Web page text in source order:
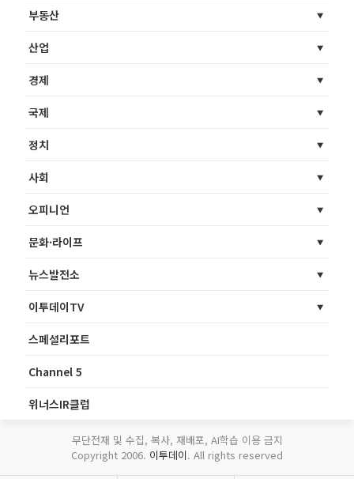
부동산
산업
경제
국제
정치
사회
오피니언
문화·라이프
뉴스발전소
이투데이TV
스페셜리포트
Channel 5
위너스IR클럽
무단전재 및 수집, 복사, 재배포, AI학습 이용 금지
Copyright 2006. 이투데이. All rights reserved